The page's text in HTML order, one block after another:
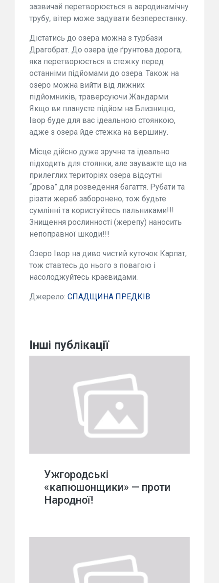
зазвичай перетворюється в аеродинамічну
трубу, вітер може задувати безперестанку.
Дістатись до озера можна з турбази
Драгобрат. До озера іде ґрунтова дорога,
яка перетворюється в стежку перед
останніми підйомами до озера. Також на
озеро можна вийти від лижних
підйомників, траверсуючи Жандарми.
Якщо ви плануєте підйом на Близницю,
Івор буде для вас ідеальною стоянкою,
адже з озера йде стежка на вершину.
Місце дійсно дуже зручне та ідеально
підходить для стоянки, але зауважте що на
прилеглих територіях озера відсутні
“дрова” для розведення багаття. Рубати та
різати жереб заборонено, тож будьте
сумлінні та користуйтесь пальниками!!!
Знищення рослинності (жерепу) наносить
непоправної шкоди!!!
Озеро Івор на диво чистий куточок Карпат,
тож ставтесь до нього з повагою і
насолоджуйтесь краєвидами.
Джерело: СПАДЩИНА ПРЕДКІВ
Інші публікації
Ужгородські
«капюшонщики» — проти
Народної!